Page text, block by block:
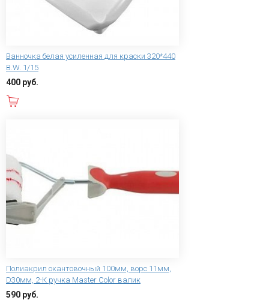
Ванночка белая усиленная для краски 320*440
B.W. 1/15
400 руб.
Полиакрил окантовочный 100мм, ворс 11мм,
D30мм, 2-К ручка Master Color валик
590 руб.